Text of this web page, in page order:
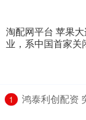
淘配网平台 苹果
业，系中国首家关
1 鸿泰利创配资